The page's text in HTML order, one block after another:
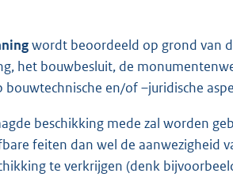
wordt beoordeeld op grond van
het bouwbesluit, de
en/of –juridische
beschikking mede zal worden
feiten dan wel de aanwezigheid
te verkrijgen (denk